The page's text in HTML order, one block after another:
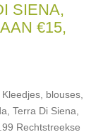
SIENA,
€15,
blouses,
Terra Di Siena,
Rechtstreekse